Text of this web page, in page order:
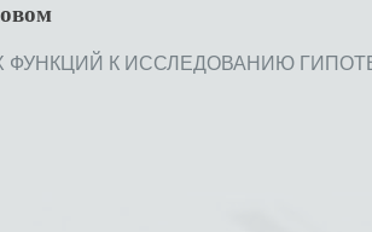
К ИССЛЕДОВАНИЮ